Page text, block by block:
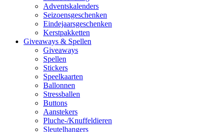
Adventskalenders
Seizoensgeschenken
Eindejaarsgeschenken
Kerstpakketten
Giveaways & Spellen
Giveaways
Spellen
Stickers
Speelkaarten
Ballonnen
Stressballen
Buttons
Aanstekers
Pluche-/Knuffeldieren
Sleutelhangers